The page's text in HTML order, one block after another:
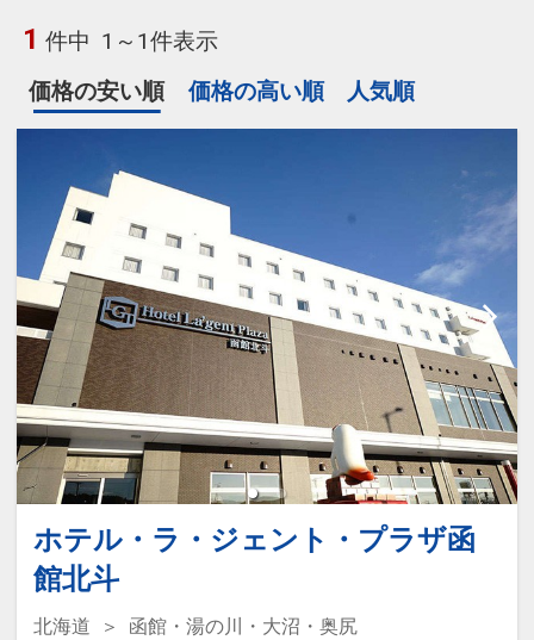
1 件中 1～1件表示
価格の安い順
価格の高い順 人気順
ホテル・ラ・ジェント・プラザ函
館北斗
北海道
函館・湯の川・大沼・奥尻